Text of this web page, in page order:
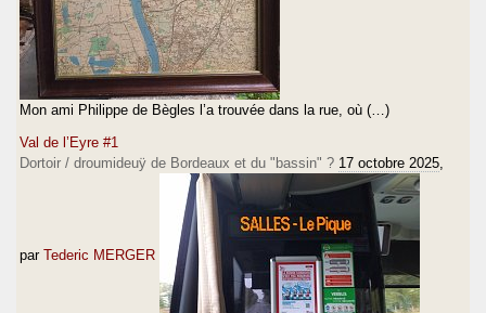
Mon ami Philippe de Bègles l’a trouvée dans la rue, où (…)
Val de l’Eyre #1
Dortoir / droumideuÿ de Bordeaux et du "bassin" ? 17 octobre 2025
par Tederic MERGER